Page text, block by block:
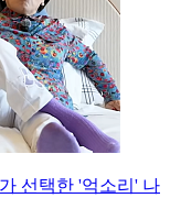
선택한 '억소리' 나